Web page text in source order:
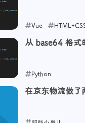
Vue
2024-12-06
从 base64 格
Python
2024-12-05
在京东物流做了